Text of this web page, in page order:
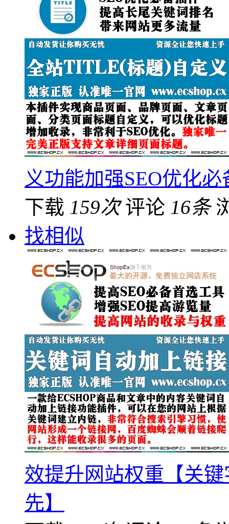
义功能加强SEO优化必
下载 159次 评论 16条
找相似
效提升网站权重【关
先】